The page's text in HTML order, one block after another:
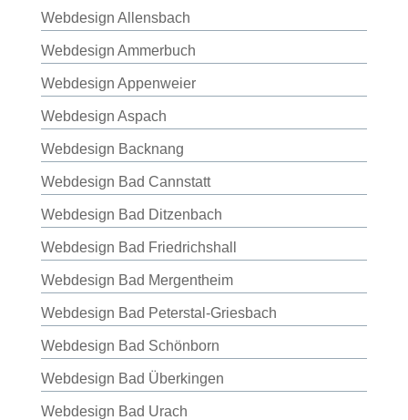
Webdesign Allensbach
Webdesign Ammerbuch
Webdesign Appenweier
Webdesign Aspach
Webdesign Backnang
Webdesign Bad Cannstatt
Webdesign Bad Ditzenbach
Webdesign Bad Friedrichshall
Webdesign Bad Mergentheim
Webdesign Bad Peterstal-Griesbach
Webdesign Bad Schönborn
Webdesign Bad Überkingen
Webdesign Bad Urach